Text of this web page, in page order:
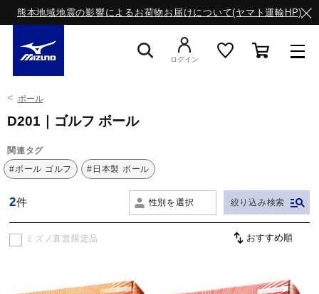
熊本地域地震の影響によるお荷物お届けについて(ヤマト運輸HP)
ログイン
ボール
D201｜ゴルフ ボール
関連タグ
#ボール ゴルフ
#日本製 ボール
2件 性別を選択 絞り込み検索
ミズノ直営限定品